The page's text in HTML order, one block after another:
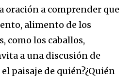
oración a comprender que
alimento de los
como los caballos,
a una discusión de
el paisaje de quién?¿Quién